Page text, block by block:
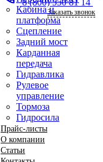
Кабина и
платформа
Сцепление
Задний мост
Карданная
передача
Гидравлика
Рулевое
управление
Тормоза
Гидросила
Прайс-листы
О компании
Статьи
Заказать звонок